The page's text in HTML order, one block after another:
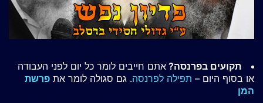
תקועים בפרנסה? אתם חייבים לומר כל יום לפני העבודה
או בסוף היום – תפילה לפרנסה. גם סגולה לומר את פרשת
המן